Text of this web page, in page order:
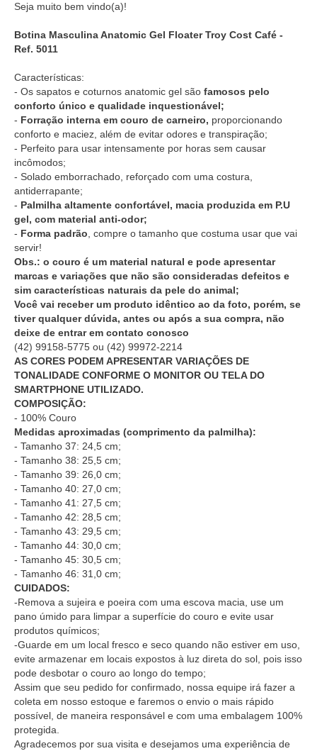
Seja muito bem vindo(a)!
Botina Masculina Anatomic Gel Floater Troy Cost Café -
Ref. 5011
Características:
- Os sapatos e coturnos anatomic gel são famosos pelo
conforto único e qualidade inquestionável;
- Forração interna em couro de carneiro, proporcionando
conforto e maciez, além de evitar odores e transpiração;
- Perfeito para usar intensamente por horas sem causar
incômodos;
- Solado emborrachado, reforçado com uma costura,
antiderrapante;
- Palmilha altamente confortável, macia produzida em P.U
gel, com material anti-odor;
- Forma padrão , compre o tamanho que costuma usar que vai
servir!
Obs.: o couro é um material natural e pode apresentar
marcas e variações que não são consideradas defeitos e
sim características naturais da pele do animal;
Você vai receber um produto idêntico ao da foto, porém, se
tiver qualquer dúvida, antes ou após a sua compra, não
deixe de entrar em contato conosco
(42) 99158-5775 ou (42) 99972-2214
AS CORES PODEM APRESENTAR VARIAÇÕES DE
TONALIDADE CONFORME O MONITOR OU TELA DO
SMARTPHONE UTILIZADO.
COMPOSIÇÃO:
- 100% Couro
Medidas aproximadas (comprimento da palmilha):
- Tamanho 37: 24,5 cm;
- Tamanho 38: 25,5 cm;
- Tamanho 39: 26,0 cm;
- Tamanho 40: 27,0 cm;
- Tamanho 41: 27,5 cm;
- Tamanho 42: 28,5 cm;
- Tamanho 43: 29,5 cm;
- Tamanho 44: 30,0 cm;
- Tamanho 45: 30,5 cm;
- Tamanho 46: 31,0 cm;
CUIDADOS:
-Remova a sujeira e poeira com uma escova macia, use um
pano úmido para limpar a superfície do couro e evite usar
produtos químicos;
-Guarde em um local fresco e seco quando não estiver em uso,
evite armazenar em locais expostos à luz direta do sol, pois isso
pode desbotar o couro ao longo do tempo;
Assim que seu pedido for confirmado, nossa equipe irá fazer a
coleta em nosso estoque e faremos o envio o mais rápido
possível, de maneira responsável e com uma embalagem 100%
protegida.
Agradecemos por sua visita e desejamos uma experiência de